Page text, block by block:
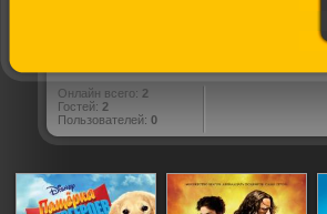
Онлайн всего: 2
Гостей: 2
Пользователей: 0